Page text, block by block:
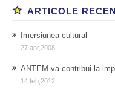
ARTICOLE
Imersiunea cultural
27 apr,2008
ANTEM va contribui la
14 feb,2012